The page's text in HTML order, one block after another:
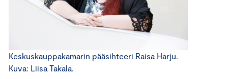
Keskuskauppakamarin pääsihteeri Raisa Harju.
Kuva: Liisa Takala.